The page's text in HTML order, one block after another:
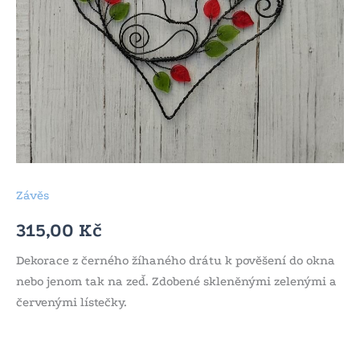
Závěs
315,00 Kč
Dekorace z černého žíhaného drátu k pověšení do okna
nebo jenom tak na zeď. Zdobené skleněnými zelenými a
červenými lístečky.